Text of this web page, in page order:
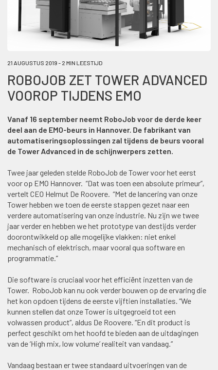
21 AUGUSTUS 2019 - 2 MIN LEESTIJD
ROBOJOB ZET TOWER ADVANCED
VOOROP TIJDENS EMO
Vanaf 16 september neemt RoboJob voor de derde keer
deel aan de EMO-beurs in Hannover. De fabrikant van
automatiseringsoplossingen zal tijdens de beurs vooral
de Tower Advanced in de schijnwerpers zetten.
Twee jaar geleden stelde RoboJob de Tower voor het eerst
voor op EMO Hannover. “Dat was toen een absolute primeur”,
vertelt CEO Helmut De Roovere. “Met de lancering van onze
Tower hebben we toen de eerste stappen gezet naar een
verdere automatisering van onze industrie. Nu zijn we twee
jaar verder en hebben we het prototype van destijds verder
doorontwikkeld op alle mogelijke vlakken: niet enkel
mechanisch of elektrisch, maar vooral qua software en
programmatie.”
Die software is cruciaal voor het efficiënt inzetten van de
Tower. RoboJob kan nu ook verder bouwen op de ervaring die
het kon opdoen tijdens de eerste vijftien installaties. “We
kunnen stellen dat onze Tower is uitgegroeid tot een
volwassen product”, aldus De Roovere. “En dit product is
perfect geschikt om het hoofd te bieden aan de uitdagingen
van de ‘High mix, low volume’ realiteit van vandaag.”
Vandaag bestaan er twee standaard uitvoeringen van de